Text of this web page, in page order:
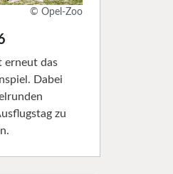
© Opel-Zoo
erneut das
Dabei
zu